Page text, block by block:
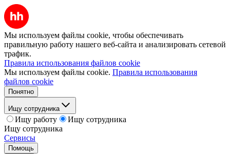
Мы используем файлы cookie, чтобы обеспечивать
правильную работу нашего веб-сайта и анализировать сетевой
трафик.
Правила использования файлов cookie
Мы используем файлы cookie. Правила использования
файлов cookie
Понятно
Ищу сотрудника
Ищу работу
Ищу сотрудника
Ищу сотрудника
Сервисы
Помощь